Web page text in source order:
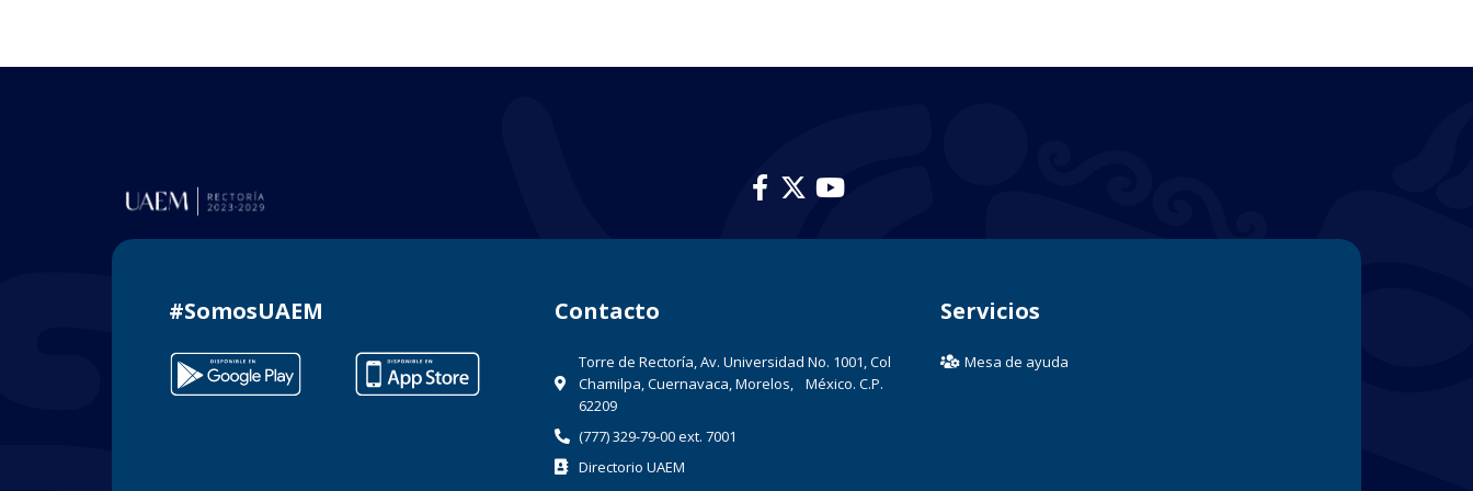
#SomosUAEM Contacto​
Torre de Rectoría, Av. Universidad No. 1001, Col
Chamilpa, Cuernavaca, Morelos, México. C.P.
62209
(777) 329-79-00 ext. 7001
Directorio UAEM
Servicios
Mesa de ayuda